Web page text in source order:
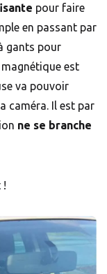
pour faire
en passant par
gants pour
est
va pouvoir
caméra. Il est par
ne se branche
!